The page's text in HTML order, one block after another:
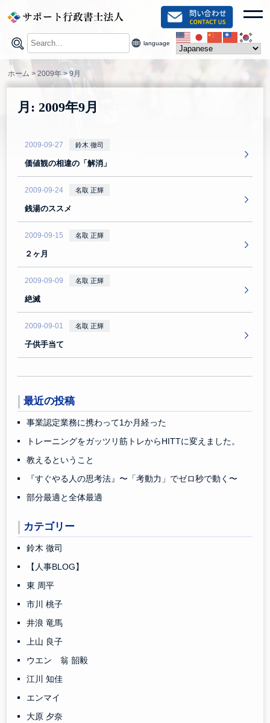
content
language
ホーム >2009年>9月
月: 2009年9月
2009-09-27 鈴木 徹司
価値観の相違の「解消」
2009-09-24 名取 正輝
銭湯のススメ
2009-09-15 名取 正輝
２ヶ月
2009-09-09 名取 正輝
絶滅
2009-09-01 名取 正輝
子供手当て
最近の投稿
事業認定業務に携わって1か月経った
トレーニングをガッツリ筋トレからHITTに変えました。
教えるということ
『すぐやる人の思考法』〜「考動力」でゼロ秒で動く〜
部分最適と全体最適
カテゴリー
鈴木 徹司
【人事BLOG】
東 周平
市川 桃子
井浪 竜馬
上山 良子
ウエン 翁 韶毅
江川 知佳
エンマイ
大原 夕奈